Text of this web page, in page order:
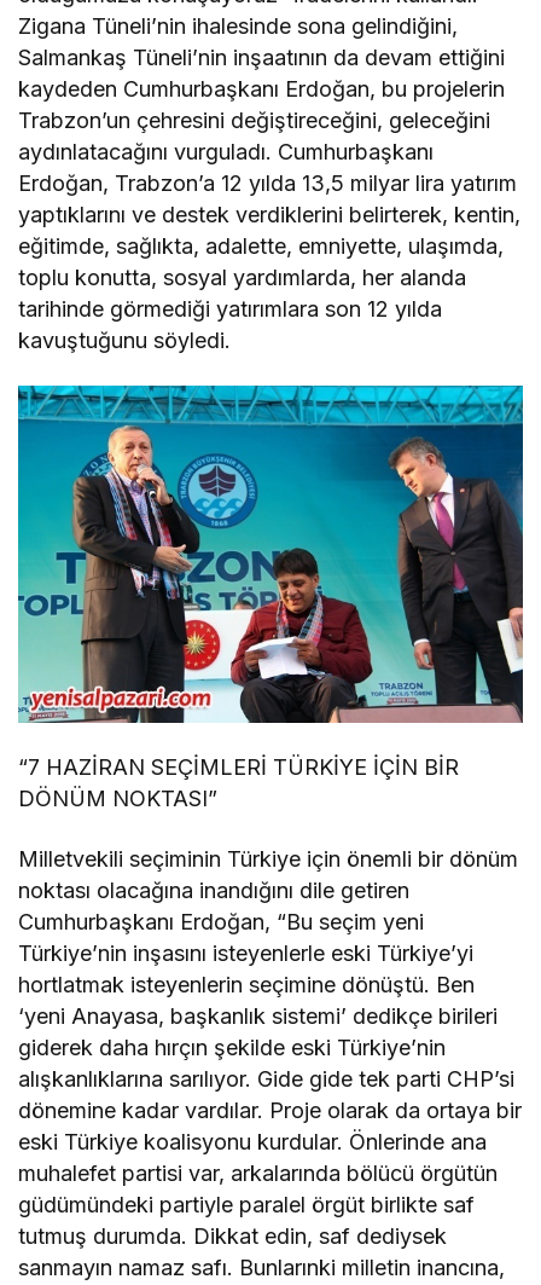
Zigana Tüneli’nin ihalesinde sona gelindiğini,
Salmankaş Tüneli’nin inşaatının da devam ettiğini
kaydeden Cumhurbaşkanı Erdoğan, bu projelerin
Trabzon’un çehresini değiştireceğini, geleceğini
aydınlatacağını vurguladı. Cumhurbaşkanı
Erdoğan, Trabzon’a 12 yılda 13,5 milyar lira yatırım
yaptıklarını ve destek verdiklerini belirterek, kentin,
eğitimde, sağlıkta, adalette, emniyette, ulaşımda,
toplu konutta, sosyal yardımlarda, her alanda
tarihinde görmediği yatırımlara son 12 yılda
kavuştuğunu söyledi.
“7 HAZİRAN SEÇİMLERİ TÜRKİYE İÇİN BİR
DÖNÜM NOKTASI”
Milletvekili seçiminin Türkiye için önemli bir dönüm
noktası olacağına inandığını dile getiren
Cumhurbaşkanı Erdoğan, “Bu seçim yeni
Türkiye’nin inşasını isteyenlerle eski Türkiye’yi
hortlatmak isteyenlerin seçimine dönüştü. Ben
‘yeni Anayasa, başkanlık sistemi’ dedikçe birileri
giderek daha hırçın şekilde eski Türkiye’nin
alışkanlıklarına sarılıyor. Gide gide tek parti CHP’si
dönemine kadar vardılar. Proje olarak da ortaya bir
eski Türkiye koalisyonu kurdular. Önlerinde ana
muhalefet partisi var, arkalarında bölücü örgütün
güdümündeki partiyle paralel örgüt birlikte saf
tutmuş durumda. Dikkat edin, saf dediysek
sanmayın namaz safı. Bunlarınki milletin inancına,